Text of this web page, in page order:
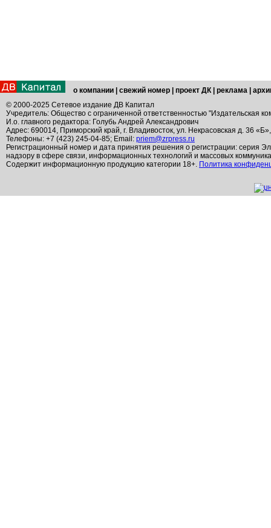
о компании свежий номер проект ДК реклама
© 2000-2025 Сетевое издание ДВ Капитал
Учредитель: Общество с ограниченной ответственностью "Издательская
И.о. главного редактора: Голубь Андрей Александрович
Адрес: 690014, Приморский край, г. Владивосток, ул. Некрасовская д. 36
Телефоны: +7 (423) 245-04-85; Email: priem@zrpress.ru
Регистрационный номер и дата принятия решения о регистрации: серия
надзору в сфере связи, информационных технологий и массовых
Содержит информационную продукцию категории 18+. Политика